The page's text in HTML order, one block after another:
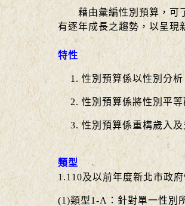
藉由彙編性別預算，可了
有逐年成長之趨勢，以呈現
特性
性別預算係以性別分
性別預算係將性別平
性別預算係重構歲入
類型
1.110及以前年度新北市政
(1)類型1-A：針對單一性別